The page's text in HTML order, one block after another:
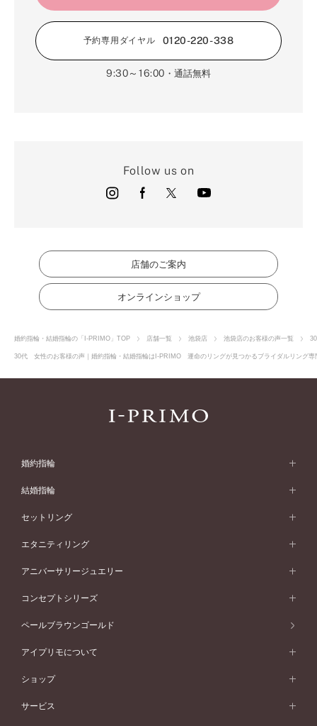
予約専用ダイヤル 0120-220-338
9:30～16:00 ・通話無料
Follow us on
店舗のご案内
オンラインショップ
婚約指輪・結婚指輪の「I-PRIMO」TOP 店舗一覧 池袋店 池袋店のお客様の声一覧
30代 女性のお客様の声｜婚約指輪・結婚指輪はI-PRIMO 運命のリングが見つかるブライダルリング専
婚約指輪
婚約指輪 (エンゲージリング)
婚約指輪一覧
ピンクゴールド
ペールブラウンゴールド
ウェーブライン
V字ライン
ワンサイドメレ
ダブルサイドメレ
シンプル
フェミニン
モード
50万円台～
40万円台～
30万円台～
婚約指輪 人気ランキング
婚約ネックレス
結婚指輪
結婚指輪 (マリッジリング)
結婚指輪一覧
ピンクゴールド
ペールブラウンゴールド
ウェーブライン
V字ライン
ワンメレ
セベラルメレ
シンプル
フェミニン
モード
50万円～
40万円～50万円
セットリング
セットリング
セットリング一覧
ピンクゴールド
ペールブラウンゴールド
エタニティリング
エタニティリング
エタニティリング一覧
ピンクゴールド
ペールブラウンゴールド
アニバーサリージュエリー
アニバーサリージュエリー
アニバーサリージュエリー一覧
ファッションリング
ブレスレット
コンセプトシリーズ
コンセプトシリーズ
オリジンビリーフ
エトワル
ペールブラウンゴールド
アイプリモについて
アイプリモについて
パーソナルハンド診断
ショップ
店舗一覧
サービス